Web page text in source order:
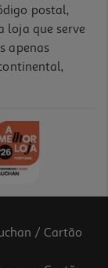
postal,
loja que serve
apenas
/ Cartão